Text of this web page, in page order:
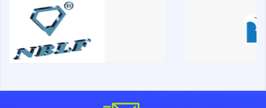
Ножи, режущие кромки
Защита (ковша, адаптера)